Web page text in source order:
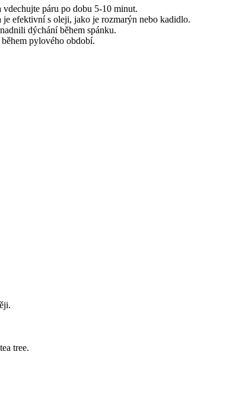
páru po dobu 5-10 minut.
je efektivní s oleji, jako je rozmarýn nebo kadidlo.
dýchání během spánku.
pylového období.
tree.